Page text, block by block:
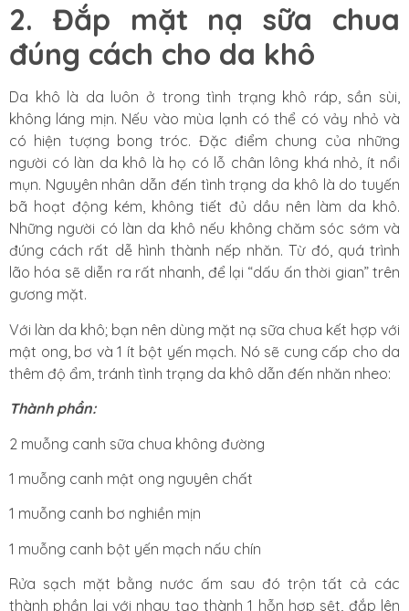
2. Đắp mặt nạ sữa chua
đúng cách cho da khô
Da khô là da luôn ở trong tình trạng khô ráp, sần sùi,
không láng mịn. Nếu vào mùa lạnh có thể có vảy nhỏ và
có hiện tượng bong tróc. Đặc điểm chung của những
người có làn da khô là họ có lỗ chân lông khá nhỏ, ít nổi
mụn. Nguyên nhân dẫn đến tình trạng da khô là do tuyến
bã hoạt động kém, không tiết đủ dầu nên làm da khô.
Những người có làn da khô nếu không chăm sóc sớm và
đúng cách rất dễ hình thành nếp nhăn. Từ đó, quá trình
lão hóa sẽ diễn ra rất nhanh, để lại “dấu ấn thời gian” trên
gương mặt.
Với làn da khô; bạn nên dùng mặt nạ sữa chua kết hợp với
mật ong, bơ và 1 ít bột yến mạch. Nó sẽ cung cấp cho da
thêm độ ẩm, tránh tình trạng da khô dẫn đến nhăn nheo:
Thành phần:
2 muỗng canh sữa chua không đường
1 muỗng canh mật ong nguyên chất
1 muỗng canh bơ nghiền mịn
1 muỗng canh bột yến mạch nấu chín
Rửa sạch mặt bằng nước ấm sau đó trộn tất cả các
thành phần lại với nhau tạo thành 1 hỗn hợp sệt, đắp lên